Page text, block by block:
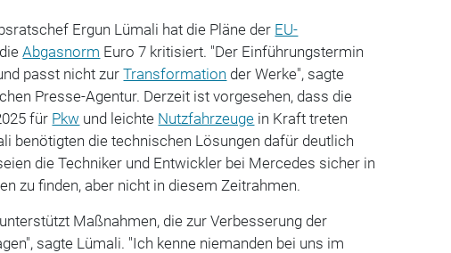
Ergun Lümali hat die Pläne der EU-
Abgasnorm Euro 7 kritisiert. "Der Einführungstermin
passt nicht zurTransformation der Werke", sagte
Presse-Agentur. Derzeit ist vorgesehen, dass die
für Pkw und leichte Nutzfahrzeuge in Kraft treten
benötigten die technischen Lösungen dafür deutlich
die Techniker und Entwickler bei Mercedes sicher in
zu finden, aber nicht in diesem Zeitrahmen.
unterstützt Maßnahmen, die zur Verbesserung der
sagte Lümali. "Ich kenne niemanden bei uns im